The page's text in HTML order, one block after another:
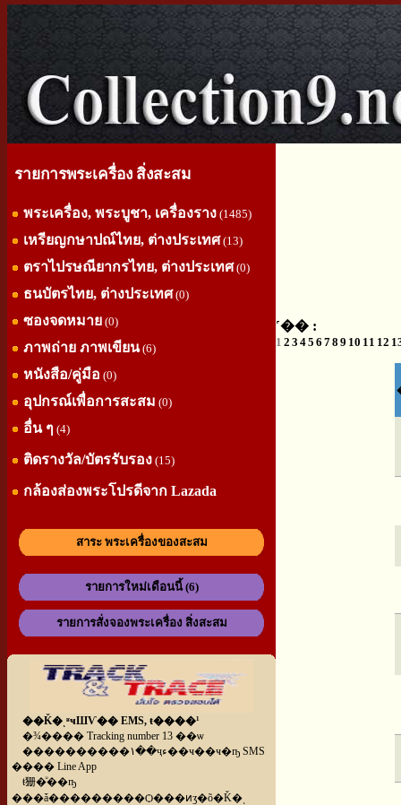
รายการพระเครื่อง สิ่งสะสม
พระเครื่อง, พระบูชา, เครื่องราง (1485)
เหรียญกษาปณ์ไทย, ต่างประเทศ(13)
ตราไปรษณียากรไทย, ต่างประเทศ(0)
ธนบัตรไทย, ต่างประเทศ(0)
ซองจดหมาย (0)
ภาพถ่าย ภาพเขียน(6)
หนังสือ/คู่มือ (0)
อุปกรณ์เพื่อการสะสม (0)
อื่น ๆ (4)
ติดรางวัล/บัตรรับรอง (15)
กล้องส่องพระโปรดีจาก Lazada
สาระ พระเครื่องของสะสม
รายการใหม่เดือนนี้ (6)
รายการสั่งจองพระเครื่อง สิ่งสะสม
��Ǩ�ͺʶҹШѴ�� EMS, ŧ����¹
�¾���� Tracking number 13 ��ѡ
����������١��ҷء��ҹ��ҹ�ҧ SMS
���� Line App
ŧ㹪�ͧ��ҧ
���ǡ���������Ѻ���ͷӡ�õ�Ǩ�ͺ
˹�� :
1 2 3 45 6 78 9 10 11 12